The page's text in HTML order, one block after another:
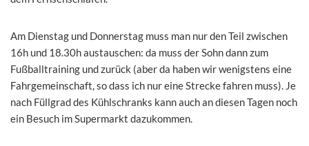
Am Dienstag und Donnerstag muss man nur den Teil zwischen
16h und 18.30h austauschen: da muss der Sohn dann zum
Fußballtraining und zurück (aber da haben wir wenigstens eine
Fahrgemeinschaft, so dass ich nur eine Strecke fahren muss). Je
nach Füllgrad des Kühlschranks kann auch an diesen Tagen noch
ein Besuch im Supermarkt dazukommen.